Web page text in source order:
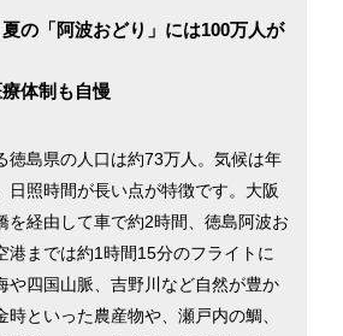
の「阿波おどり」には100万人が
体制も自慢
徳島県の人口は約73万人。気候は年
日照時間が長い点が特徴です。大阪
を経由して車で約2時間、徳島阿波お
港までは約1時間15分のフライトに
や四国山脈、吉野川など自然が豊か
時といった農産物や、瀬戸内の鯛、